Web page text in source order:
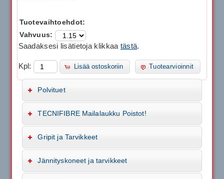
Tuotevaihtoehdot:
Vahvuus:
Saadaksesi lisätietoja klikkaa tästä.
Kpl: Lisää ostoskoriin Tuotearvioinnit
Polvituet
TECNIFIBRE Mailalaukku Poistot!
Gripit ja Tarvikkeet
Jännityskoneet ja tarvikkeet